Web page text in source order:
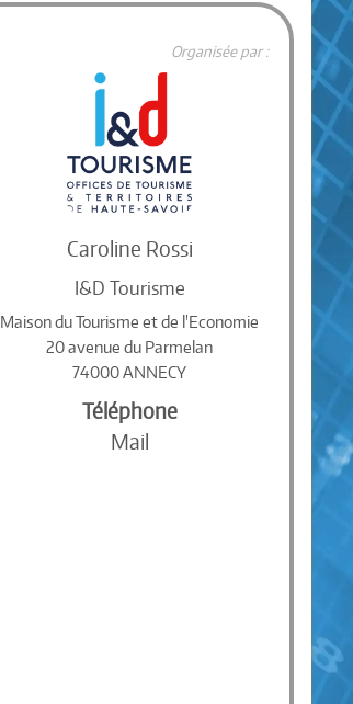
Organisée par :
Caroline Rossi
I&D Tourisme
Maison du Tourisme et de l'Economie
20 avenue du Parmelan
74000 ANNECY
Téléphone
Mail